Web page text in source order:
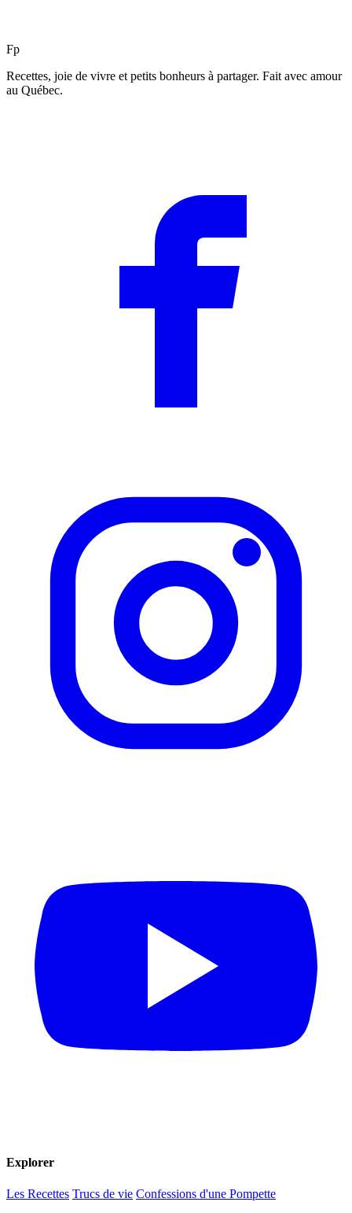
Fp
Recettes, joie de vivre et petits bonheurs à partager. Fait avec amour
au Québec.
Explorer
Les Recettes Trucs de vie Confessions d'une Pompette